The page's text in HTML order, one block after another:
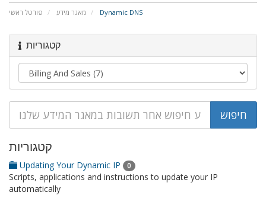
פורטל ראשי מאגר מידע Dynamic DNS
קטגוריות
קטגוריות
Updating Your Dynamic IP 0
Scripts, applications and instructions to update your IP
automatically